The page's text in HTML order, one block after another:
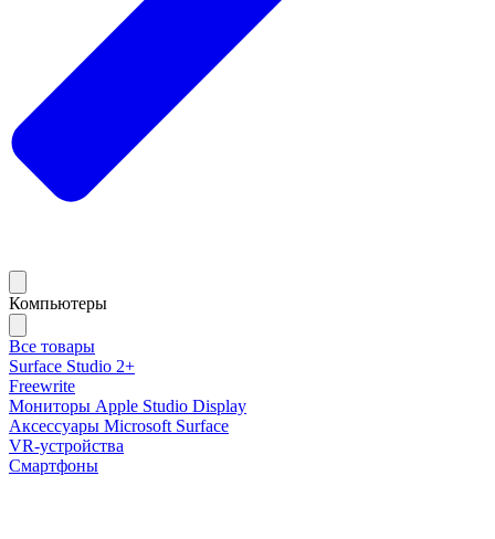
Компьютеры
Все товары
Surface Studio 2+
Freewrite
Мониторы Apple Studio Display
Аксессуары Microsoft Surface
VR-устройства
Смартфоны